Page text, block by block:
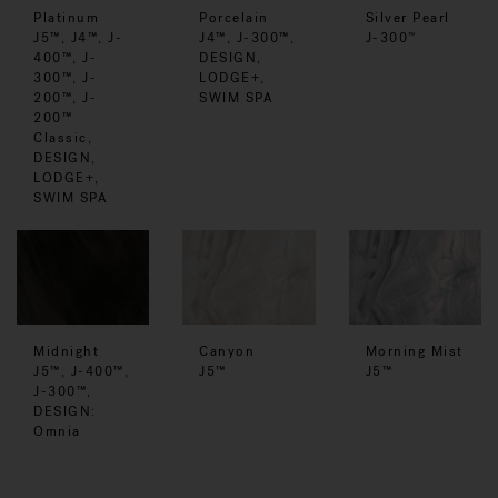
Platinum
J5™, J4™, J-
400™, J-
300™, J-
200™, J-
200™
Classic,
DESIGN,
LODGE+,
SWIM SPA
Porcelain
J4™, J-300™,
DESIGN,
LODGE+,
SWIM SPA
Silver Pearl
J-300 ™
Midnight
J5™, J-400™,
J-300™,
DESIGN:
Omnia
Canyon
J5™
Morning Mist
J5™